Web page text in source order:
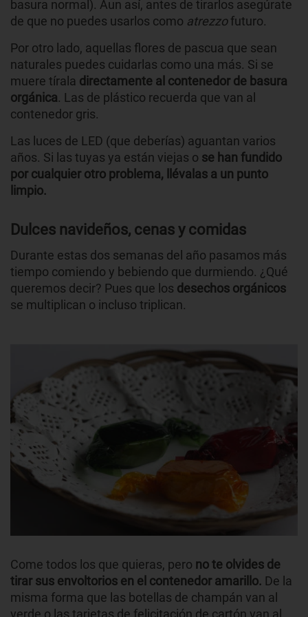
basura normal). Aun así, antes de tirarlos asegúrate
de que no puedes usarlos como atrezzofuturo.
Por otro lado, aquellas flores de pascua que sean
naturales puedes cuidarlas como una más. Si se
muere tírala directamente al contenedor de basura
orgánica. Las de plástico recuerda que van al
contenedor gris.
Las luces de LED (que deberías) aguantan varios
años. Si las tuyas ya están viejas o se han fundido
por cualquier otro problema, llévalas a un punto
limpio.
Dulces navideños, cenas y comidas
Durante estas dos semanas del año pasamos más
tiempo comiendo y bebiendo que durmiendo. ¿Qué
queremos decir? Pues que los desechos orgánicos
se multiplican o incluso triplican.
Come todos los que quieras, pero no te olvides de
tirar sus envoltorios en el contenedor amarillo. De la
misma forma que las botellas de champán van al
verde o las tarjetas de felicitación de cartón van al